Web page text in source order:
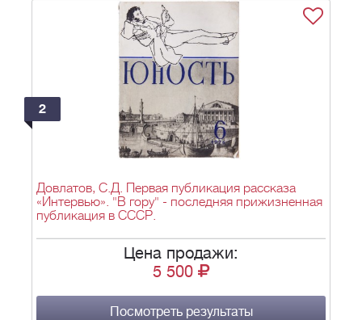
2
Довлатов, С.Д. Первая публикация рассказа
«Интервью». "В гору" - последняя прижизненная
публикация в СССР.
Цена продажи:
5 500
Посмотреть результаты